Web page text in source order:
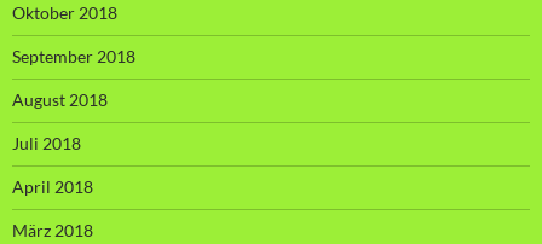
Oktober 2018
September 2018
August 2018
Juli 2018
April 2018
März 2018